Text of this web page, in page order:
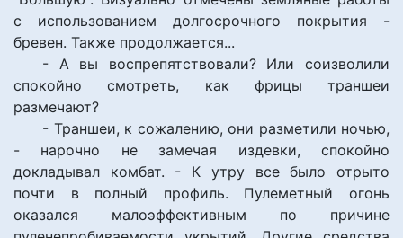
с использованием долгосрочного покрытия -
бревен. Также продолжается...
- А вы воспрепятствовали? Или соизволили
спокойно смотреть, как фрицы траншеи
размечают?
- Траншеи, к сожалению, они разметили ночью,
- нарочно не замечая издевки, спокойно
докладывал комбат. - К утру все было отрыто
почти в полный профиль. Пулеметный огонь
оказался малоэффективным по причине